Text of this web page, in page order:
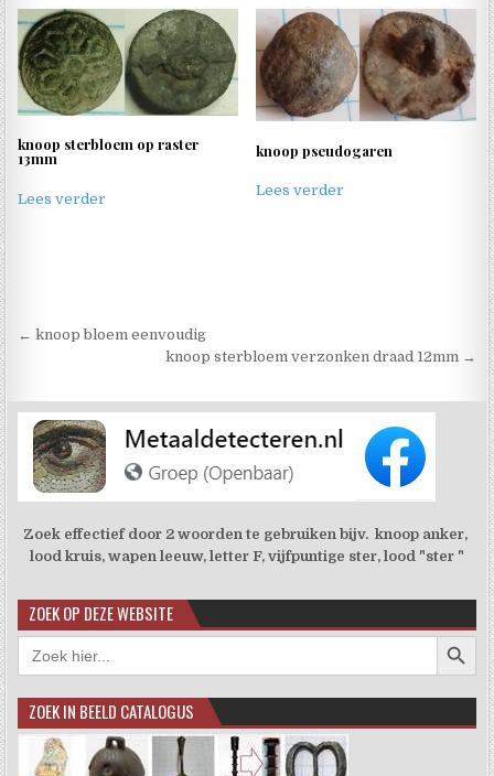
knoop sterbloem op raster
13mm
Lees verder
knoop pseudogaren
Lees verder
Berichtnavigatie
← knoop bloem eenvoudig
knoop sterbloem verzonken draad 12mm →
Zoek effectief door 2 woorden te gebruiken bijv. knoop anker,
lood kruis, wapen leeuw, letter F, vijfpuntige ster, lood "ster "
ZOEK OP DEZE WEBSITE
Zoek
naar:
ZOEK IN BEELD CATALOGUS